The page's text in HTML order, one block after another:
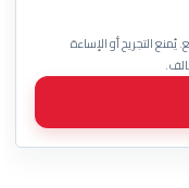
يُمنع التجريح أو الإساءة